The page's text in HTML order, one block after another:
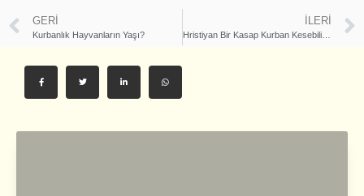
GERI
Kurbanlık Hayvanların Yaşı?
İLERI
Hristiyan Bir Kasap Kurban Kesebilir mi?